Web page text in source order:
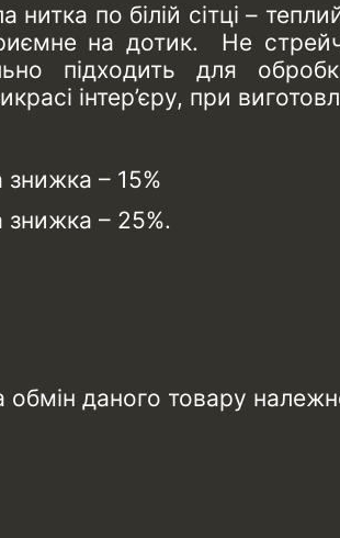
по білій сітці –
на дотик. Не
підходить для
інтер’єру, при
знижка – 15%
знижка – 25%.
даного товару